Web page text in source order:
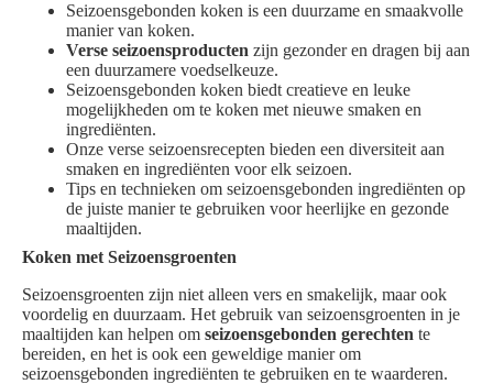
Seizoensgebonden koken is een duurzame en smaakvolle
manier van koken.
Verse seizoensproducten zijn gezonder en dragen bij aan
een duurzamere voedselkeuze.
Seizoensgebonden koken biedt creatieve en leuke
mogelijkheden om te koken met nieuwe smaken en
ingrediënten.
Onze verse seizoensrecepten bieden een diversiteit aan
smaken en ingrediënten voor elk seizoen.
Tips en technieken om seizoensgebonden ingrediënten op
de juiste manier te gebruiken voor heerlijke en gezonde
maaltijden.
Koken met Seizoensgroenten
Seizoensgroenten zijn niet alleen vers en smakelijk, maar ook
voordelig en duurzaam. Het gebruik van seizoensgroenten in je
maaltijden kan helpen om seizoensgebonden gerechten te
bereiden, en het is ook een geweldige manier om
seizoensgebonden ingrediënten te gebruiken en te waarderen.